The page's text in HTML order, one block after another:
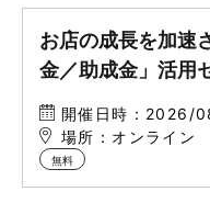
お店の成長を加速
金／助成金」活用
開催日時：2026/
場所：オンライン
無料